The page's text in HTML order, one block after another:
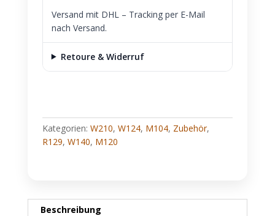
Versand mit DHL – Tracking per E-Mail
nach Versand.
Retoure & Widerruf
Kategorien: W210, W124, M104, Zubehör,
R129, W140, M120
Beschreibung